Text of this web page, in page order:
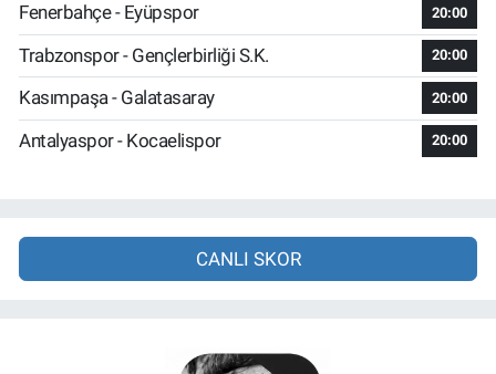
Fenerbahçe - Eyüpspor 20:00
Trabzonspor - Gençlerbirliği S.K. 20:00
Kasımpaşa - Galatasaray 20:00
Antalyaspor - Kocaelispor 20:00
CANLI SKOR